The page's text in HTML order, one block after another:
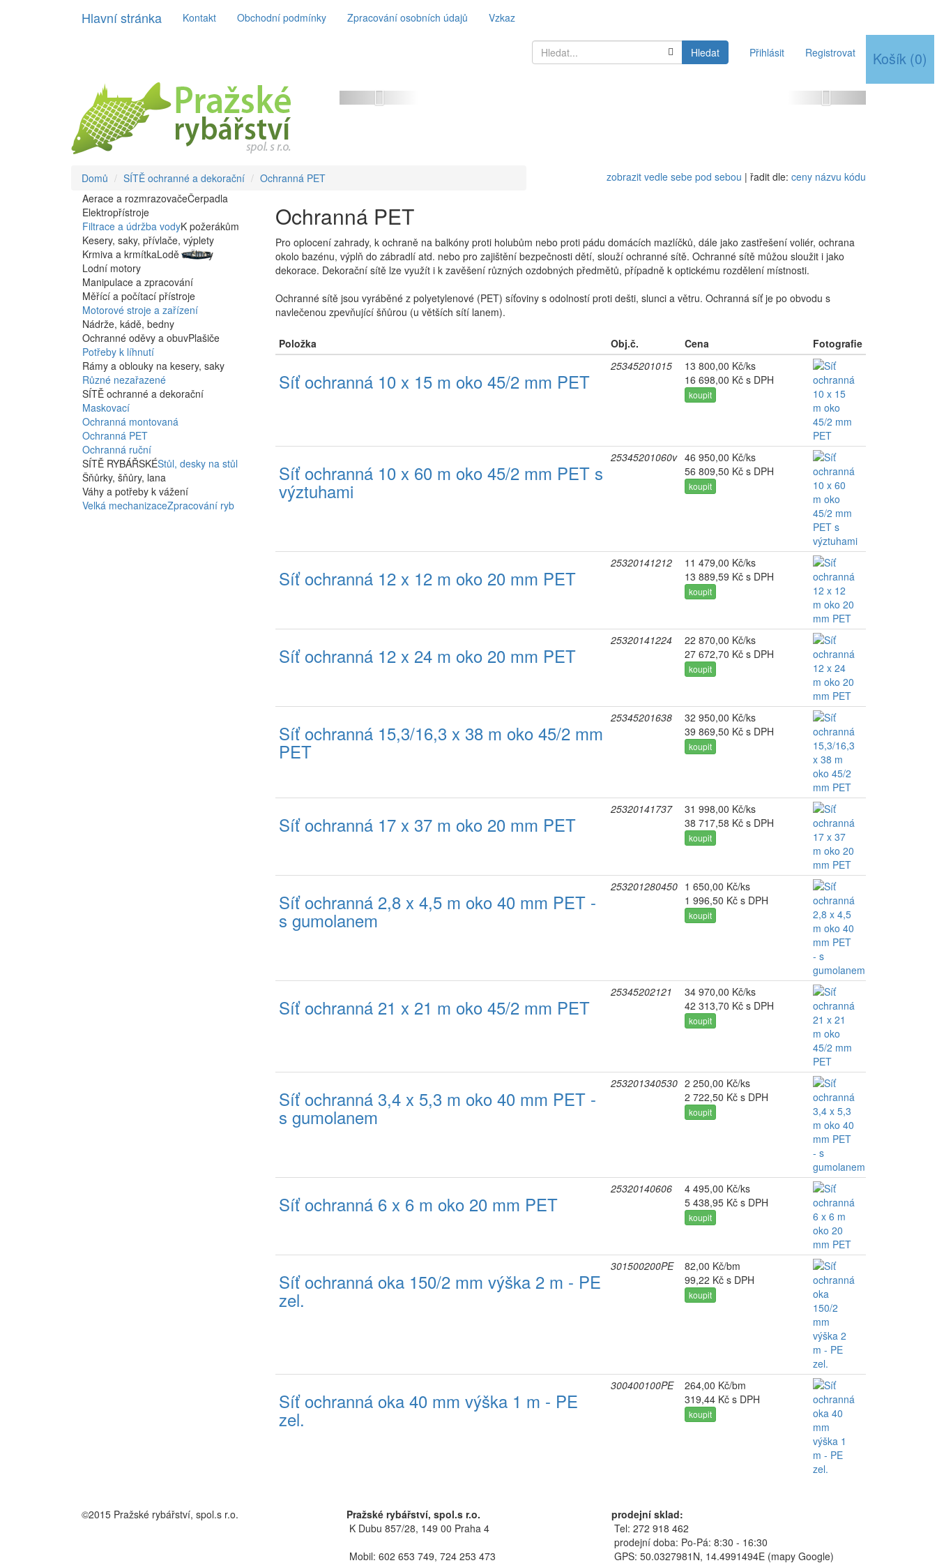
Hlavní stránka Kontakt Obchodní podmínky Zpracování osobních údajů Vzkaz
Hledat Přihlásit Registrovat Košík (0)
Previous Next
Domů SÍTĚ ochranné a dekorační Ochranná PET zobrazit vedle sebe pod sebou | řadit dle: ceny názvu kódu
Aerace a rozmrazovačeČerpadla
Elektropřístroje
Filtrace a údržba vodyK požerákům
Kesery, saky, přívlače, výplety
Krmiva a krmítkaLodě a čluny
Lodní motory
Manipulace a zpracování
Měřící a počítací přístroje
Motorové stroje a zařízení
Nádrže, kádě, bedny
Ochranné oděvy a obuvPlašiče
Potřeby k líhnutí
Rámy a oblouky na kesery, saky
Různé nezařazené
SÍTĚ ochranné a dekorační
Maskovací
Ochranná montovaná
Ochranná PET
Ochranná ruční
SÍTĚ RYBÁŘSKÉStůl, desky na stůl
Šňůrky, šňůry, lana
Váhy a potřeby k vážení
Velká mechanizaceZpracování ryb
Ochranná PET
Pro oplocení zahrady, k ochraně na balkóny proti holubům nebo proti pádu domácích mazlíčků, dále jako zastřešení voliér, ochrana
okolo bazénu, výplň do zábradlí atd. nebo pro zajištění bezpečnosti dětí, slouží ochranné sítě. Ochranné sítě můžou sloužit i jako
dekorace. Dekorační sítě lze využít i k zavěšení různých ozdobných předmětů, případně k optickému rozdělení místnosti.
Ochranné sítě jsou vyráběné z polyetylenové (PET) síťoviny s odolností proti dešti, slunci a větru. Ochranná síť je po obvodu s
navlečenou zpevňující šňůrou (u větších sítí lanem).
Položka Obj.č. Cena Fotografie
Síť ochranná 10 x 15 m oko 45/2 mm PET
25345201015
13 800,00 Kč/ks
16 698,00 Kč s DPH
koupit
Síť ochranná 10 x 60 m oko 45/2 mm PET s
výztuhami
25345201060v 46 950,00 Kč/ks
56 809,50 Kč s DPH
koupit
Síť ochranná 12 x 12 m oko 20 mm PET
25320141212
11 479,00 Kč/ks
13 889,59 Kč s DPH
koupit
Síť ochranná 12 x 24 m oko 20 mm PET
25320141224
22 870,00 Kč/ks
27 672,70 Kč s DPH
koupit
Síť ochranná 15,3/16,3 x 38 m oko 45/2 mm
PET
25345201638
32 950,00 Kč/ks
39 869,50 Kč s DPH
koupit
Síť ochranná 17 x 37 m oko 20 mm PET
25320141737
31 998,00 Kč/ks
38 717,58 Kč s DPH
koupit
Síť ochranná 2,8 x 4,5 m oko 40 mm PET -
s gumolanem
253201280450 1 650,00 Kč/ks
1 996,50 Kč s DPH
koupit
Síť ochranná 21 x 21 m oko 45/2 mm PET
25345202121
34 970,00 Kč/ks
42 313,70 Kč s DPH
koupit
Síť ochranná 3,4 x 5,3 m oko 40 mm PET -
s gumolanem
253201340530 2 250,00 Kč/ks
2 722,50 Kč s DPH
koupit
Síť ochranná 6 x 6 m oko 20 mm PET
25320140606
4 495,00 Kč/ks
5 438,95 Kč s DPH
koupit
Síť ochranná oka 150/2 mm výška 2 m - PE
zel.
301500200PE
82,00 Kč/bm
99,22 Kč s DPH
koupit
Síť ochranná oka 40 mm výška 1 m - PE
zel.
300400100PE
264,00 Kč/bm
319,44 Kč s DPH
koupit
©2015 Pražské rybářství, spol.s r.o.
Pražské rybářství, spol.s r.o.
K Dubu 857/28, 149 00 Praha 4
Mobil: 602 653 749, 724 253 473
prodejní sklad:
Tel: 272 918 462
prodejní doba: Po-Pá: 8:30 - 16:30
GPS: 50.0327981N, 14.4991494E (mapy Google)